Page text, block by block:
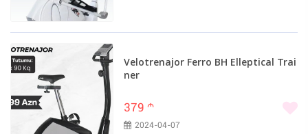
Velotrenajor Ferro BH Elleptical Trai
ner
379 m
2024-04-07